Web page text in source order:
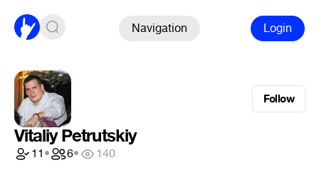
Navigation Login
Follow
Vitaliy Petrutskiy
11• 6• 140